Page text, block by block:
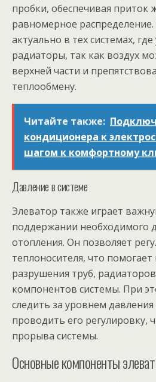
пробки, обеспечивая приток
равномерное
актуально в тех системах,
радиаторы, так как воздух
верхней части и
теплообмену.
Читайте также:
кондиционера к
шагом к комфортному
Давление в системе
Элеватор также играет
поддержании необходимого
отопления. Он позволяет
теплоносителя, что
разрушения труб,
компонентов системы. При
следить за уровнем
проводить его регулировку,
прорыва системы.
Основные компоненты